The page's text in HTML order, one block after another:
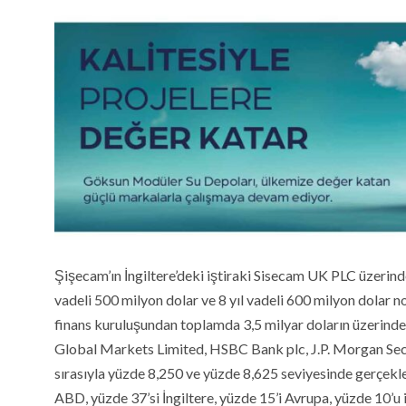
Şişecam’ın İngiltere’deki iştiraki Sisecam UK PLC
vadeli 500 milyon dolar ve 8 yıl vadeli600 milyon dolar
finans kuruluşundan toplamda 3,5 milyar doların
Global Markets Limited, HSBC Bank plc, J.P. Morgan
sırasıyla yüzde 8,250 ve yüzde 8,625 seviyesinde
ABD, yüzde 37’si İngiltere, yüzde 15’i Avrupa, yüzde